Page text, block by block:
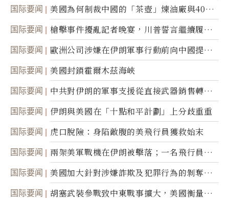
国际要闻
美國為何制裁中國的「茶壺」煉油廠與40家
航運公司
国际要闻
槍擊事件擾亂記者晚宴，川普誓言繼續履行
職責
国际要闻
歐洲公司涉嫌在伊朗軍事行動前向中國提供
美軍基地的衛星影像
国际要闻 美國封鎖霍爾木茲海峽
国际要闻
中共對伊朗的軍事支援從直接武器銷售轉向
間接技術轉讓
国际要闻 伊朗與美國在「十點和平計劃」上分歧重重
国际要闻 虎口脫險：身陷敵腹的美飛行員獲救始末
国际要闻
兩架美軍戰機在伊朗被擊落；一名飛行員失
蹤
国际要闻
美國加大針對涉嫌詐欺及犯罪行為的剝奪公
民權力度
国际要闻
胡塞武裝參戰致中東戰事擴大，美國衡量地